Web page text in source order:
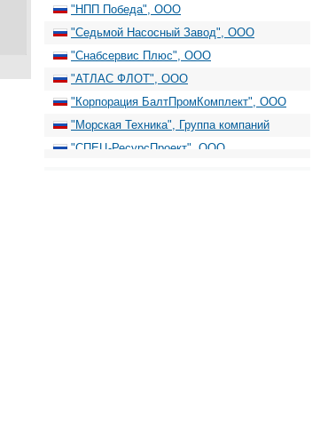
"НПП Победа", ООО
"Седьмой Насосный Завод", ООО
"Снабсервис Плюс", ООО
"АТЛАС ФЛОТ", ООО
"Корпорация БалтПромКомплект", ООО
"Морская Техника", Группа компаний
"СПЕЦ-РесурсПроект", ООО